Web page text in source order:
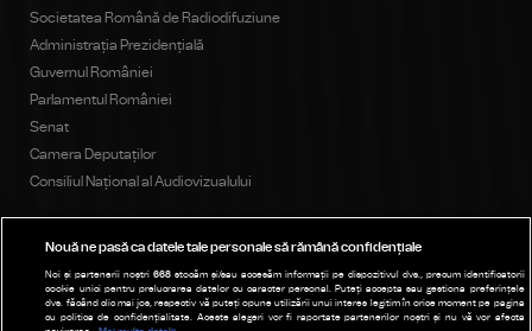
Societatea Română de Radiodifuziune
Administrația Prezidențială
Guvernul României
Parlamentul României
Senat
Camera Deputaților
Consiliul Național al Audiovizualului
Parteneri
Nouă ne pasă ca datele tale personale să rămână confidențiale
Noi și partenerii noștri668 stocăm și/sau accesăm informații pe dispozitivul dvs., precum identificatorii
cookie unici pentru prelucrarea datelor cu caracter personal. Puteți accepta sau gestiona preferințele
dvs. făcând clic mai jos, respectiv vă puteți opune utilizării unui interes legitim în orice moment pe pagina
cu politica de confidențialitate. Aceste alegeri vor fi raportate partenerilor noștri și nu vă vor afecta